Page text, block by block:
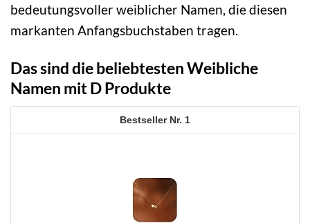
bedeutungsvoller weiblicher Namen, die diesen
markanten Anfangsbuchstaben tragen.
Das sind die beliebtesten Weibliche
Namen mit D Produkte
1